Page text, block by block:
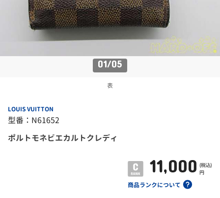
01/05
表
LOUIS VUITTON
型番：N61652
ポルトモネビエカルトクレディ
商品ランクについて
11,000 (税込)
円